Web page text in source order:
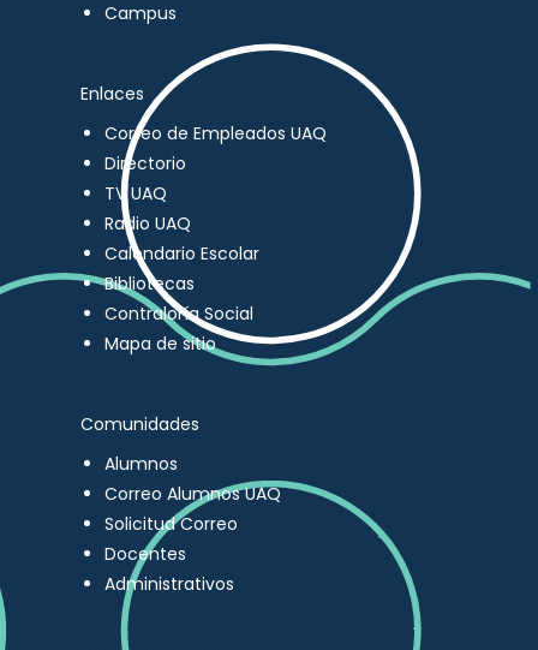
Campus
Enlaces
Correo de Empleados UAQ
Directorio
TV UAQ
Radio UAQ
Calendario Escolar
Bibliotecas
Contraloría Social
Mapa de sitio
Comunidades
Alumnos
Correo Alumnos UAQ
Solicitud Correo
Docentes
Administrativos